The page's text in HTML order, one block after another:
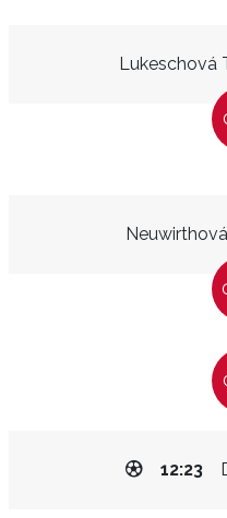
Lukeschová
12:23